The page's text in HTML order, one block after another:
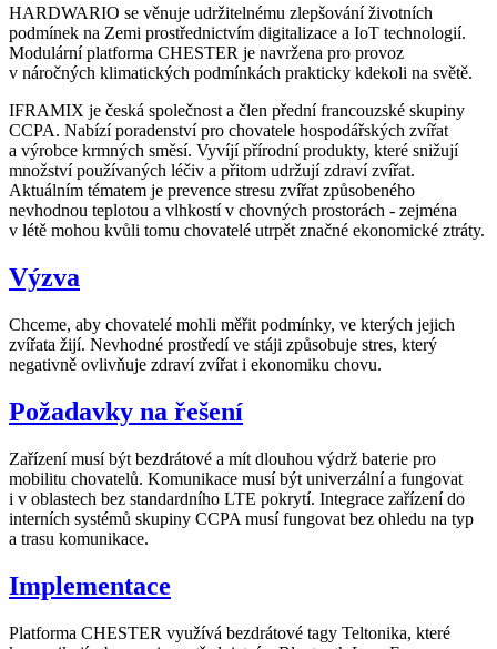
HARDWARIO se věnuje udržitelnému zlepšování životních
podmínek na Zemi prostřednictvím digitalizace a IoT technologií.
Modulární platforma CHESTER je navržena pro provoz
v náročných klimatických podmínkách prakticky kdekoli na světě.
IFRAMIX je česká společnost a člen přední francouzské skupiny
CCPA. Nabízí poradenství pro chovatele hospodářských zvířat
a výrobce krmných směsí. Vyvíjí přírodní produkty, které snižují
množství používaných léčiv a přitom udržují zdraví zvířat.
Aktuálním tématem je prevence stresu zvířat způsobeného
nevhodnou teplotou a vlhkostí v chovných prostorách - zejména
v létě mohou kvůli tomu chovatelé utrpět značné ekonomické ztráty.
Výzva
Chceme, aby chovatelé mohli měřit podmínky, ve kterých jejich
zvířata žijí. Nevhodné prostředí ve stáji způsobuje stres, který
negativně ovlivňuje zdraví zvířat i ekonomiku chovu.
Požadavky na řešení
Zařízení musí být bezdrátové a mít dlouhou výdrž baterie pro
mobilitu chovatelů. Komunikace musí být univerzální a fungovat
i v oblastech bez standardního LTE pokrytí. Integrace zařízení do
interních systémů skupiny CCPA musí fungovat bez ohledu na typ
a trasu komunikace.
Implementace
Platforma CHESTER využívá bezdrátové tagy Teltonika, které